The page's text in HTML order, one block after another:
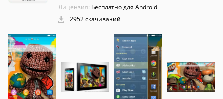
Лицензия: Бесплатно для Android
2952 скачиваний